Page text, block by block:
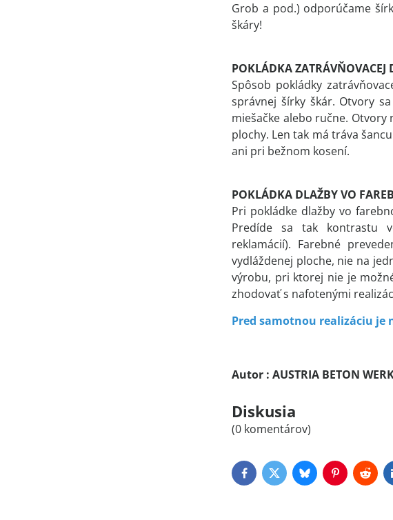
Grob a pod.) odporúčame
škáry!
POKLÁDKA ZATRÁVŇOVACEJ
Spôsob pokládky
správnej šírky škár. Otvory
miešačke alebo ručne.
plochy. Len tak má tráva
ani pri bežnom kosení.
POKLÁDKA DLAŽBY VO
Pri pokládke dlažby vo
Predíde sa tak kontrastu
reklamácií). Farebné
vydláždenej ploche, nie na
výrobu, pri ktorej nie je
zhodovať s nafotenými
Pred samotnou realizáciu je
Autor : AUSTRIA BETON
Diskusia
(0 komentárov)
FacebookTwitterBlueskyPinterest